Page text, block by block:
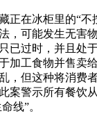
在冰柜里的“不
，可能发生无害
已过时，并且处
加工食物并售卖
，但这种将消费
案警示所有餐饮
线”。